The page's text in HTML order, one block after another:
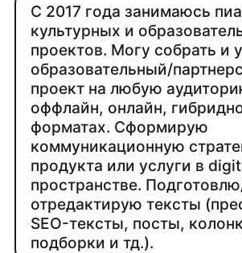
С 2017 года занимаюсь
культурных и
проектов. Могу собрать и
образовательный/
проект на любую
оффлайн, онлайн,
форматах. Сформирую
коммуникационную
продукта или услуги в
пространстве.
отредактирую тексты
SEO-тексты, посты,
подборки и тд.).